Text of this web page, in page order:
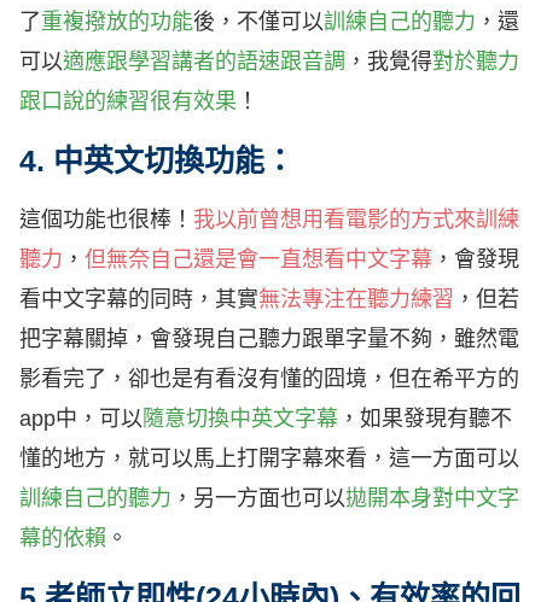
了重複撥放的功能後，不僅可以訓練自己的聽力 ，還
可以適應跟學習講者的語速跟音調 ，我覺得對於聽力
跟口說的練習很有效果 ！
4. 中英文切換功能：
這個功能也很棒！ 我以前曾想用看電影的方式來訓練
聽力 ， 但無奈自己還是會一直想看中文字幕 ，會發現
看中文字幕的同時，其實無法專注在聽力練習 ，但若
把字幕關掉，會發現自己聽力跟單字量不夠，雖然電
影看完了，卻也是有看沒有懂的囧境，但在希平方的
app中，可以 隨意切換中英文字幕 ，如果發現有聽不
懂的地方，就可以馬上打開字幕來看，這一方面可以
訓練自己的聽力 ，另一方面也可以拋開本身對中文字
幕的依賴 。